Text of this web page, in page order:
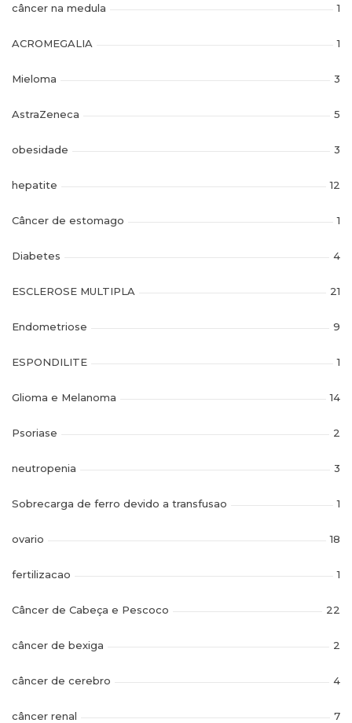
câncer na medula 1
ACROMEGALIA 1
Mieloma 3
AstraZeneca 5
obesidade 3
hepatite 12
Câncer de estomago 1
Diabetes 4
ESCLEROSE MULTIPLA 21
Endometriose 9
ESPONDILITE 1
Glioma e Melanoma 14
Psoriase 2
neutropenia 3
Sobrecarga de ferro devido a transfusao 1
ovario 18
fertilizacao 1
Câncer de Cabeça e Pescoco 22
câncer de bexiga 2
câncer de cerebro 4
câncer renal 7